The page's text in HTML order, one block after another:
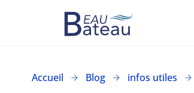
Accueil Blog infos utiles